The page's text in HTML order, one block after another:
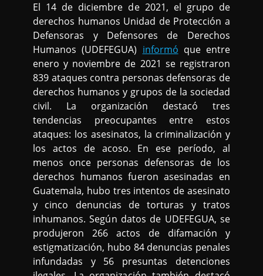
El 14 de diciembre de 2021, el grupo de
derechos humanos Unidad de Protección a
Defensoras y Defensores de Derechos
Humanos (UDEFEGUA) informó que entre
enero y noviembre de 2021 se registraron
839 ataques contra personas defensoras de
derechos humanos y grupos de la sociedad
civil. La organización destacó tres
tendencias preocupantes entre estos
ataques: los asesinatos, la criminalización y
los actos de acoso. En ese período, al
menos once personas defensoras de los
derechos humanos fueron asesinadas en
Guatemala, hubo tres intentos de asesinato
y cinco denuncias de torturas y tratos
inhumanos. Según datos de UDEFEGUA, se
produjeron 266 actos de difamación y
estigmatización, hubo 84 denuncias penales
infundadas y 56 presuntas detenciones